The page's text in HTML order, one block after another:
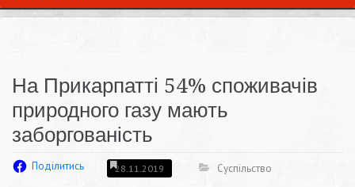
На Прикарпатті 54% споживачів
природного газу мають
заборгованість
Поділитись 28.11.2019 Суспільство